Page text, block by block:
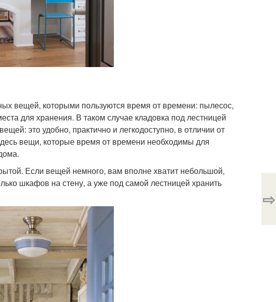
вещей, которыми пользуются время от времени: пылесос,
для хранения. В таком случае кладовка под лестницей
это удобно, практично и легкодоступно, в отличии от
вещи, которые время от времени необходимы для
Если вещей немного, вам вполне хватит небольшой,
шкафов на стену, а уже под самой лестницей хранить
⇨